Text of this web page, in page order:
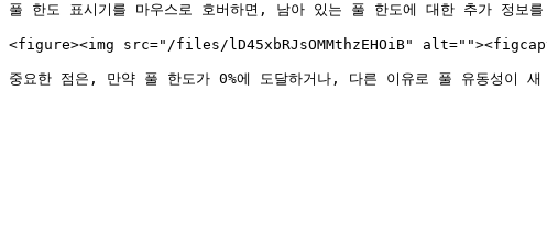
풀 한도 표시기를 마우스로 호버하면, 남아 있는 풀 한도에 대한 추가 정보
<figure><img src="/files/lD45xbRJsOMMthzEHOiB"